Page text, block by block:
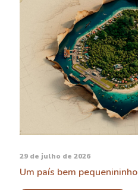
29 de julho de 2026
Um país bem pequenininho